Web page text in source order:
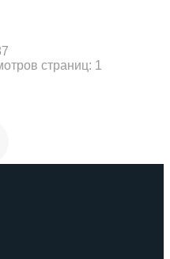
страниц: 1